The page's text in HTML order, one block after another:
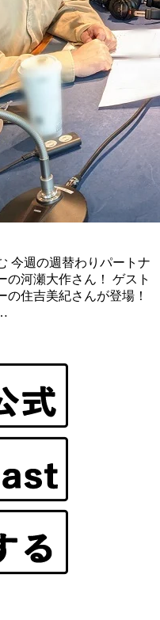
今週の週替わりパートナ
の河瀬大作さん！ ゲスト
の住吉美紀さんが登場！